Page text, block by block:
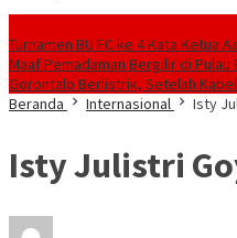
Turnamen BU FC ke 4 Kata Ketua
Maaf Pemadaman Bergilir di Pulau
Gorontalo Berlistrik, Setelah
Beranda
Internasional Isty
Isty Julistri